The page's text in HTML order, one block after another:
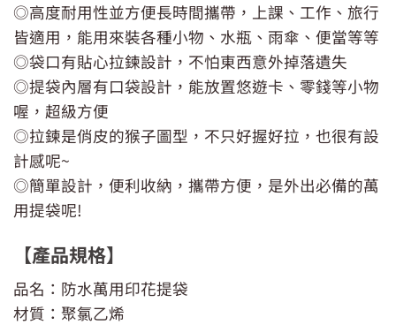
◎高度耐用性並方便長時間攜帶，上課、工作、旅行
皆適用，能用來裝各種小物、水瓶、雨傘、便當等等
◎袋口有貼心拉鍊設計，不怕東西意外掉落遺失
◎提袋內層有口袋設計，能放置悠遊卡、零錢等小物
喔，超級方便
◎拉鍊是俏皮的猴子圖型，不只好握好拉，也很有設
計感呢~
◎簡單設計，便利收納，攜帶方便，是外出必備的萬
用提袋呢!
【產品規格】
品名：防水萬用印花提袋
材質：聚氯乙烯